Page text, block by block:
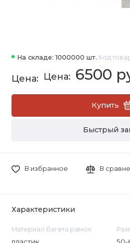
На складе: 1000000 шт. Код
6500
Купить
Быстрый
В избранное В
Характеристики
Материал багета рамок